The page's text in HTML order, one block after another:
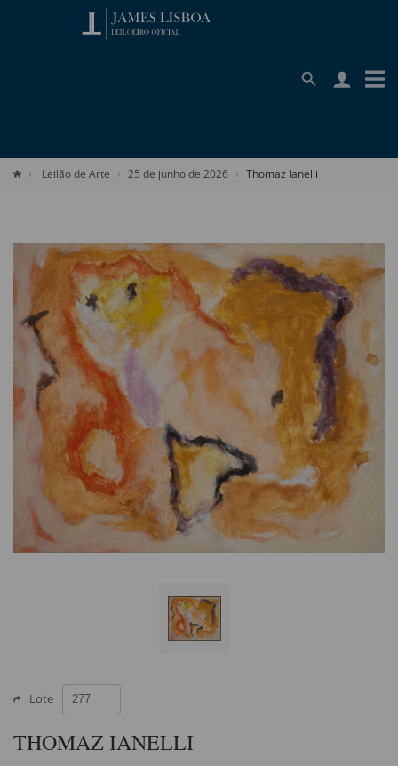
Leilão de Arte 25 de junho de 2026 Thomaz Ianelli
Lote
THOMAZ IANELLI